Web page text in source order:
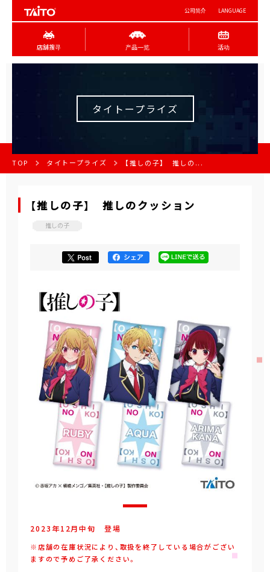
公司简介 LANGUAGE
店舖搜寻 产品一览 活动
タイトープライズ
TOP タイトープライズ 【推しの子】 推しの...
【推しの子】 推しのクッション
推しの子
2023年12月中旬 登場
※店舗の在庫状況により、取扱を終了している場合がござい
ますので予めご了承ください。